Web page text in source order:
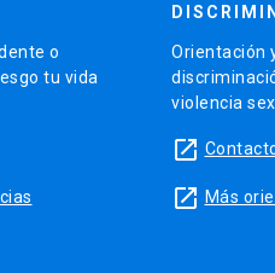
o
tu vida
Orientación
violencia
launch
launch Más